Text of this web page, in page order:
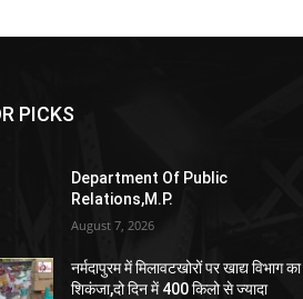
PICKS
Department Of Public
Relations,M.P.
August 7, 2026
नर्मदापुरम में मिलावटखोरों पर खाद्य विभाग का
शिकंजा,दो दिन में 400 किलो से ज्यादा